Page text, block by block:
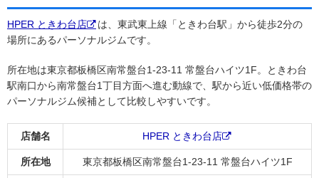
HPER ときわ台店
は、東武東上線「ときわ台駅」から徒歩2分の
場所にあるパーソナルジムです。
所在地は東京都板橋区南常盤台1-23-11 常盤台ハイツ1F。ときわ台
駅南口から南常盤台1丁目方面へ進む動線で、駅から近い低価格帯の
パーソナルジム候補として比較しやすいです。
店舗名 HPER ときわ台店
所在地 東京都板橋区南常盤台1-23-11 常盤台ハイツ1F